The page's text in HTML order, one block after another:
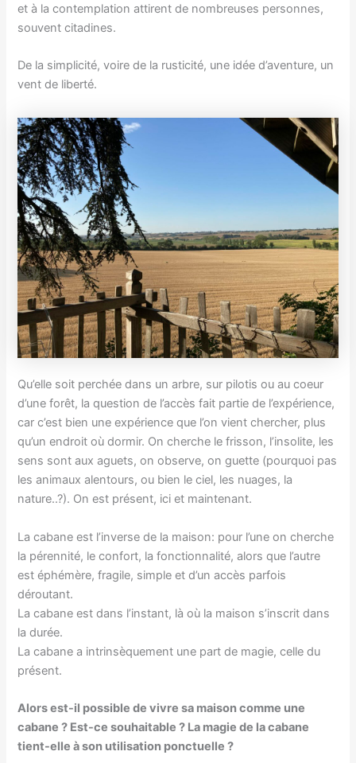
et à la contemplation attirent de nombreuses personnes,
souvent citadines.
De la simplicité, voire de la rusticité, une idée d’aventure, un
vent de liberté.
Qu’elle soit perchée dans un arbre, sur pilotis ou au coeur
d’une forêt, la question de l’accès fait partie de l’expérience,
car c’est bien une expérience que l’on vient chercher, plus
qu’un endroit où dormir. On cherche le frisson, l’insolite, les
sens sont aux aguets, on observe, on guette (pourquoi pas
les animaux alentours, ou bien le ciel, les nuages, la
nature..?). On est présent, ici et maintenant.
La cabane est l’inverse de la maison: pour l’une on cherche
la pérennité, le confort, la fonctionnalité, alors que l’autre
est éphémère, fragile, simple et d’un accès parfois
déroutant.
La cabane est dans l’instant, là où la maison s’inscrit dans
la durée.
La cabane a intrinsèquement une part de magie, celle du
présent.
Alors est-il possible de vivre sa maison comme une
cabane ? Est-ce souhaitable ? La magie de la cabane
tient-elle à son utilisation ponctuelle ?